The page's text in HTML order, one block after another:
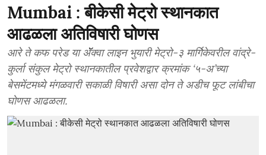
Mumbai : बीकेसी मेट्रो स्थानकात
आढळला अतिविषारी घोणस
आरे ते कफ परेड या ॲॅक्वा लाइन भुयारी मेट्रो-३ मार्गिकेवरील वांद्रे-
कुर्ला संकुल मेट्रो स्थानकातील प्रवेशद्वार क्रमांक ‘५-अ’च्या
बेसमेंटमध्ये मंगळवारी सकाळी विषारी असा दोन ते अडीच फूट लांबीचा
घोणस आढळला.